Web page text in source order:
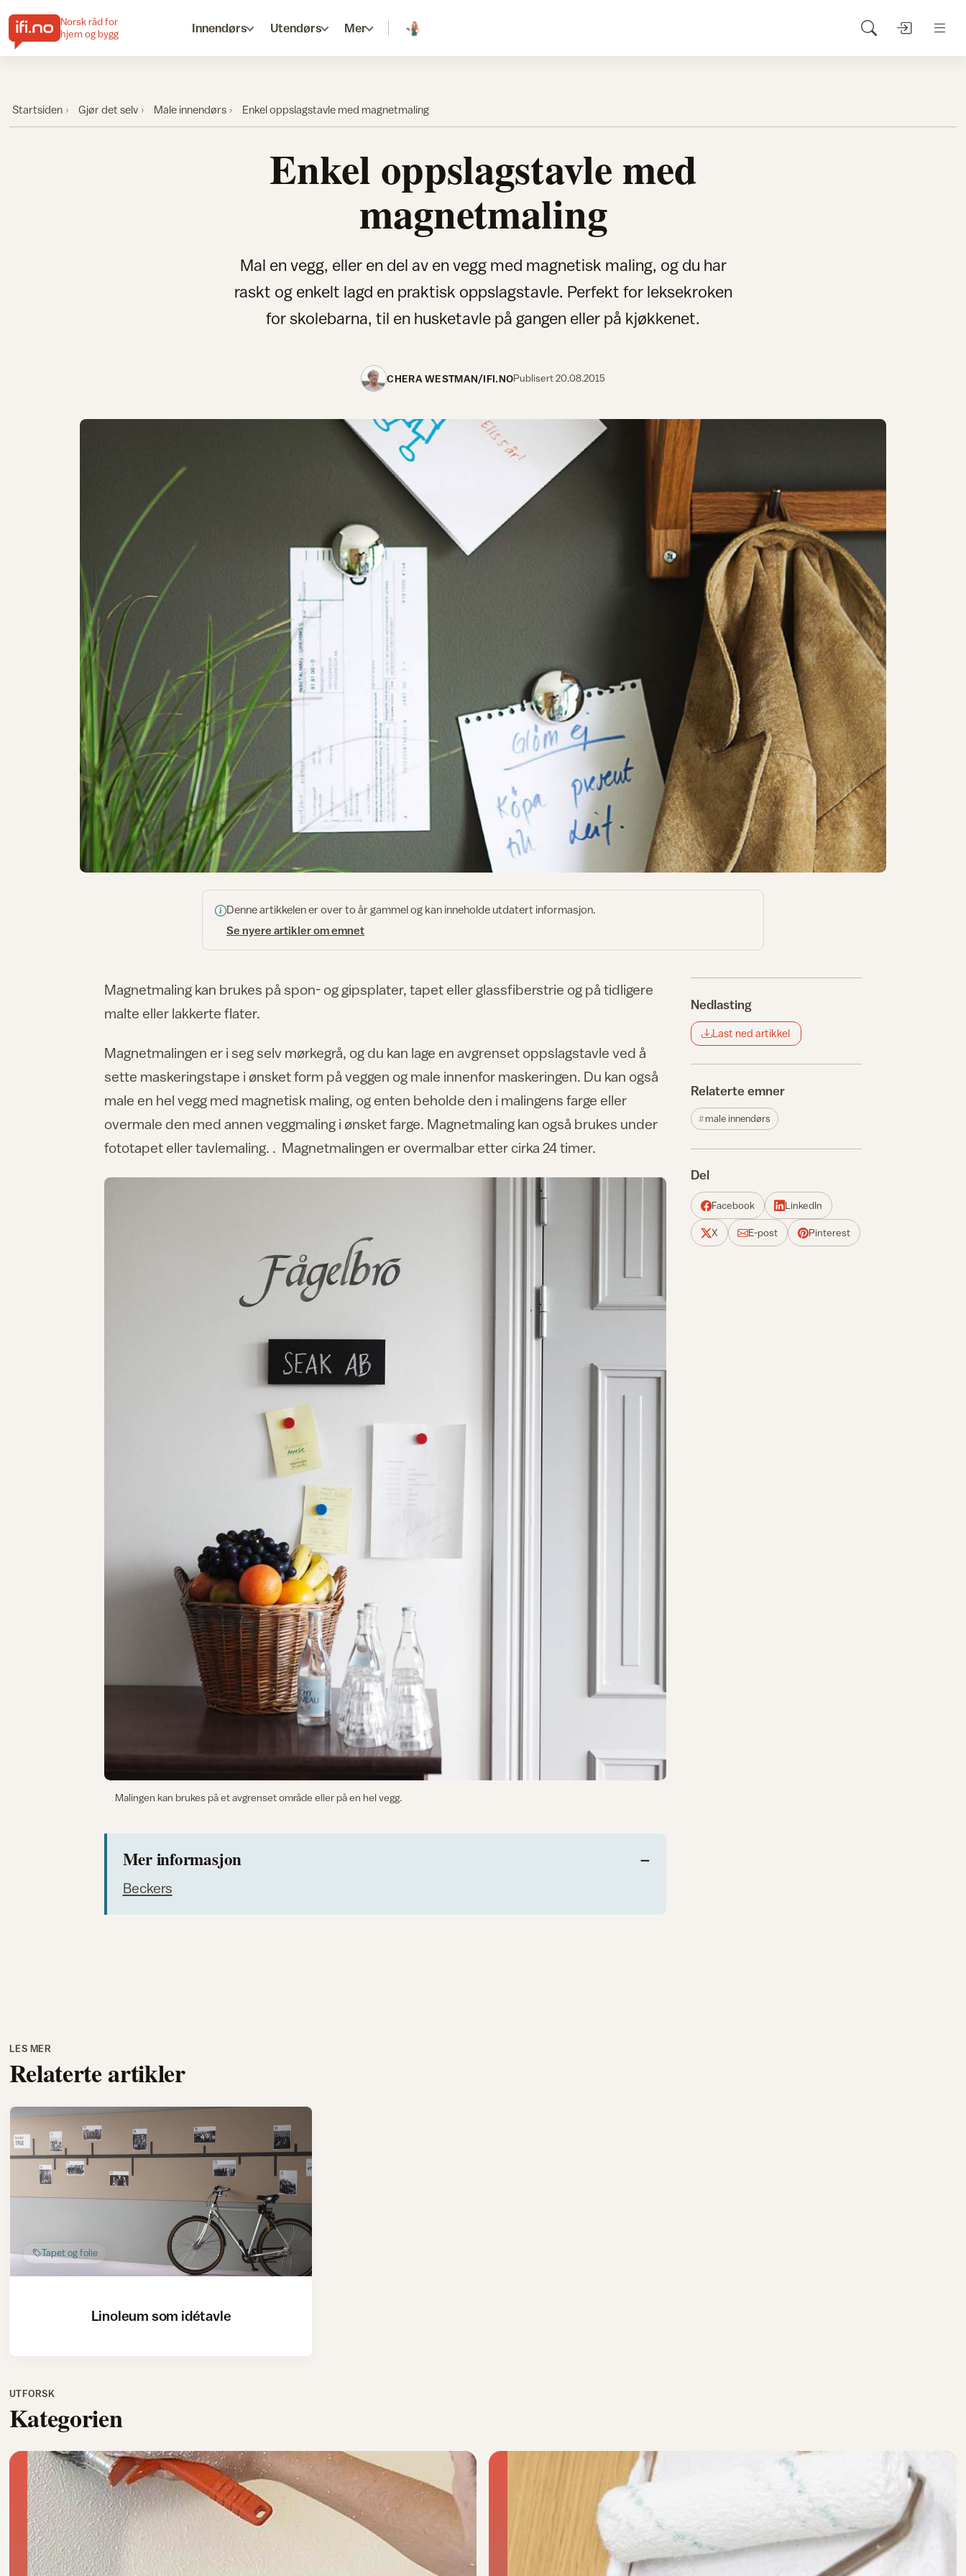
Norsk råd for
hjem og bygg
Innendørs Utendørs Mer
Startsiden Gjør det selv Male innendørs Enkel oppslagstavle med magnetmaling
Enkel oppslagstavle med
magnetmaling
Mal en vegg, eller en del av en vegg med magnetisk maling, og du har
raskt og enkelt lagd en praktisk oppslagstavle. Perfekt for leksekroken
for skolebarna, til en husketavle på gangen eller på kjøkkenet.
CHERA WESTMAN/IFI.NOPublisert20.08.2015
Denne artikkelen er over to år gammel og kan inneholde utdatert informasjon.
Se nyere artikler om emnet
Magnetmaling kan brukes på spon- og gipsplater, tapet eller glassfiberstrie og på tidligere
malte eller lakkerte flater.
Magnetmalingen er i seg selv mørkegrå, og du kan lage en avgrenset oppslagstavle ved å
sette maskeringstape i ønsket form på veggen og male innenfor maskeringen. Du kan også
male en hel vegg med magnetisk maling, og enten beholde den i malingens farge eller
overmale den med annen veggmaling i ønsket farge. Magnetmaling kan også brukes under
fototapet eller tavlemaling. . Magnetmalingen er overmalbar etter cirka 24 timer.
Malingen kan brukes på et avgrenset område eller på en hel vegg.
Mer informasjon
Beckers
Nedlasting
Last ned artikkel
Relaterte emner
male innendørs
Del
Facebook LinkedIn
X E-post Pinterest
LES MER
Relaterte artikler
Tapet og folie
Linoleum som idétavle
UTFORSK
Kategorien